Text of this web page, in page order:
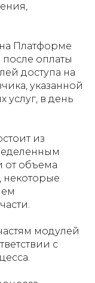
Платформе
оплаты
доступа на
указанной
услуг, в день
из
от объема
некоторые
модулей
с